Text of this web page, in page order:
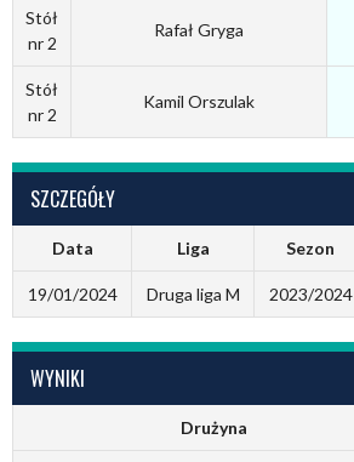
Stół
nr 2
Rafał Gryga
Stół
nr 2
Kamil Orszulak
SZCZEGÓŁY
Data Liga Sezon
19/01/2024 Druga liga M 2023/2024
WYNIKI
Drużyna